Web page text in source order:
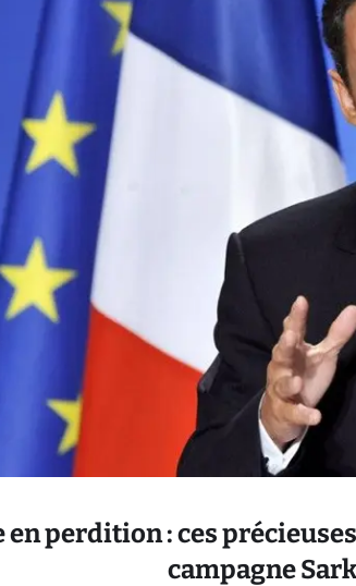
en perdition : ces
campagne